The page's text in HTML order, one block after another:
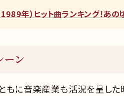
年）ヒット曲ランキング！あ
ーン
もに音楽産業も活況を呈し